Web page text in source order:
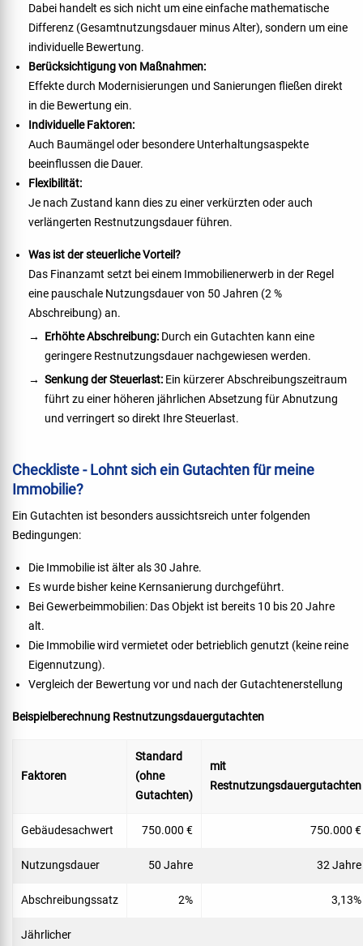
Dabei handelt es sich nicht um eine einfache mathematische
Differenz (Gesamtnutzungsdauer minus Alter), sondern um eine
individuelle Bewertung.
Berücksichtigung von Maßnahmen:
Effekte durch Modernisierungen und Sanierungen fließen direkt
in die Bewertung ein.
Individuelle Faktoren:
Auch Baumängel oder besondere Unterhaltungsaspekte
beeinflussen die Dauer.
Flexibilität:
Je nach Zustand kann dies zu einer verkürzten oder auch
verlängerten Restnutzungsdauer führen.
Was ist der steuerliche Vorteil?
Das Finanzamt setzt bei einem Immobilienerwerb in der Regel
eine pauschale Nutzungsdauer von 50 Jahren (2 %
Abschreibung) an.
Erhöhte Abschreibung:Durch ein Gutachten kann eine
geringere Restnutzungsdauer nachgewiesen werden.
Senkung der Steuerlast:Ein kürzerer Abschreibungszeitraum
führt zu einer höheren jährlichen Absetzung für Abnutzung
und verringert so direkt Ihre Steuerlast.
Checkliste - Lohnt sich ein Gutachten für meine
Immobilie?
Ein Gutachten ist besonders aussichtsreich unter folgenden
Bedingungen:
Die Immobilie ist älter als 30 Jahre.
Es wurde bisher keine Kernsanierung durchgeführt.
Bei Gewerbeimmobilien: Das Objekt ist bereits 10 bis 20 Jahre
alt.
Die Immobilie wird vermietet oder betrieblich genutzt (keine reine
Eigennutzung).
Vergleich der Bewertung vor und nach der Gutachtenerstellung
Beispielberechnung Restnutzungsdauergutachten
Faktoren
Standard
(ohne
Gutachten)
mit
Restnutzungsdauergutachten
Gebäudesachwert 750.000 € 750.000 €
Nutzungsdauer 50 Jahre 32 Jahre
Abschreibungssatz 2% 3,13%
Jährlicher